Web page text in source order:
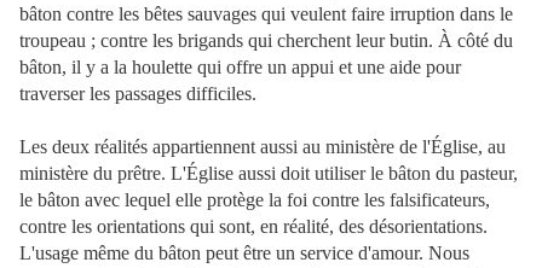
bâton contre les bêtes sauvages qui veulent faire irruption dans le
troupeau ; contre les brigands qui cherchent leur butin. À côté du
bâton, il y a la houlette qui offre un appui et une aide pour
traverser les passages difficiles.
Les deux réalités appartiennent aussi au ministère de l'Église, au
ministère du prêtre. L'Église aussi doit utiliser le bâton du pasteur,
le bâton avec lequel elle protège la foi contre les falsificateurs,
contre les orientations qui sont, en réalité, des désorientations.
L'usage même du bâton peut être un service d'amour. Nous